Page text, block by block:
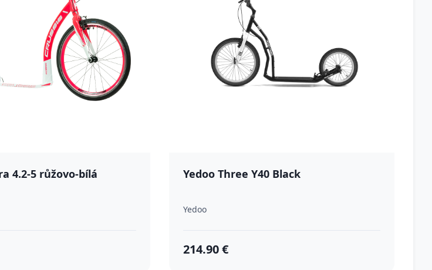
4.2-5 růžovo-bílá
Yedoo Three Y40 Black
Yedoo
214.90 €